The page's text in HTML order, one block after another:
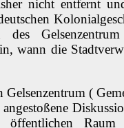
nicht entfernt
des
wann die
(
Raum